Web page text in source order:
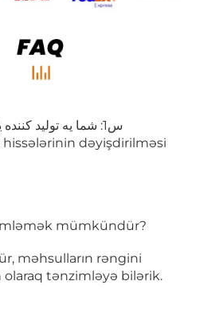
hissələrinin dəyişdirilməsi
mümkündür?
məhsulların rəngini
tənzimləyə bilərik.